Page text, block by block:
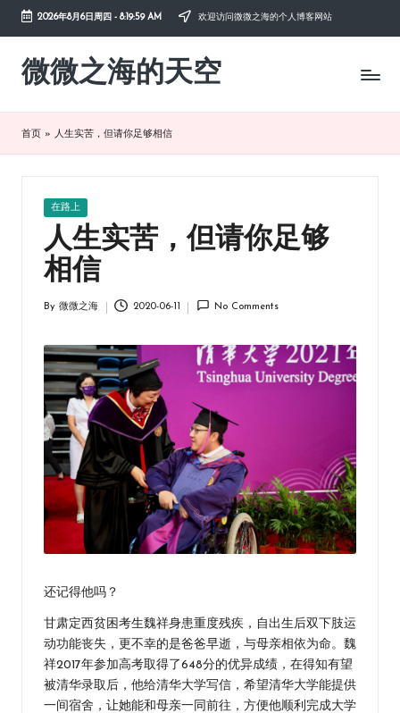
Skip
content
2026年8月6日周四 - 8:19:59 AM 欢迎访问微微之海的个人博客网站
微微之海的天空
diysky.cn
享
首页 » 人生实苦，但请你足够相信
Posted
在路上
人生实苦，但请你足够
相信
By 微微之海 2020-06-11 No Comments
还记得他吗？
甘肃定西贫困考生魏祥身患重度残疾，自出生后双下肢运
动功能丧失，更不幸的是爸爸早逝，与母亲相依为命。魏
祥2017年参加高考取得了648分的优异成绩，在得知有望
被清华录取后，他给清华大学写信，希望清华大学能提供
一间宿舍，让她能和母亲一同前往，方便他顺利完成大学